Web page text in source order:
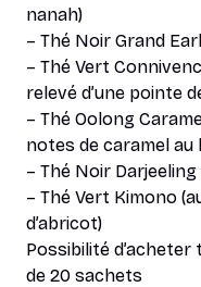
nanah)
– Thé Noir Grand
– Thé Vert
relevé d’une pointe
– Thé Oolong
notes de caramel au
– Thé Noir
– Thé Vert Kimono
d’abricot)
Possibilité
de 20 sachets